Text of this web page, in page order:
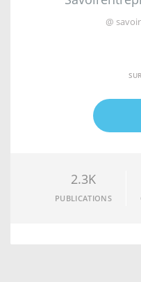
@
2.3K
PUBLICATIONS